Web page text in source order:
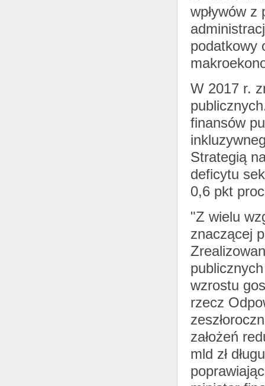
wpływów z
podatkowy
W 2017 r.
finansów
Strategią
deficytu
0,6 pkt
"Z wielu
znaczącej
wzrostu
rzecz
założeń
mld zł